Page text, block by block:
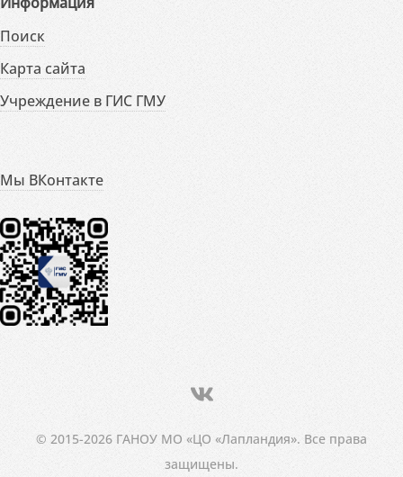
Поиск
Карта сайта
Учреждение в ГИС ГМУ
Мы ВКонтакте
© 2015-2026 ГАНОУ МО «ЦО «Лапландия». Все права
защищены.